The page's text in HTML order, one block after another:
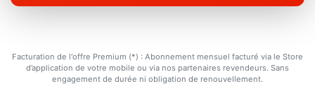
Facturation de l'offre Premium (*) : Abonnement mensuel facturé via le Store
d’application de votre mobile ou via nos partenaires revendeurs. Sans
engagement de durée ni obligation de renouvellement.